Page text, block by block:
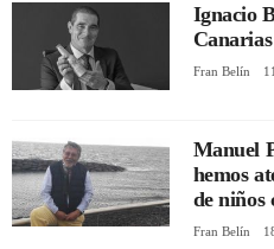
Ignacio
Fran Belín
Manuel
hemos
de niños
Fran Belín